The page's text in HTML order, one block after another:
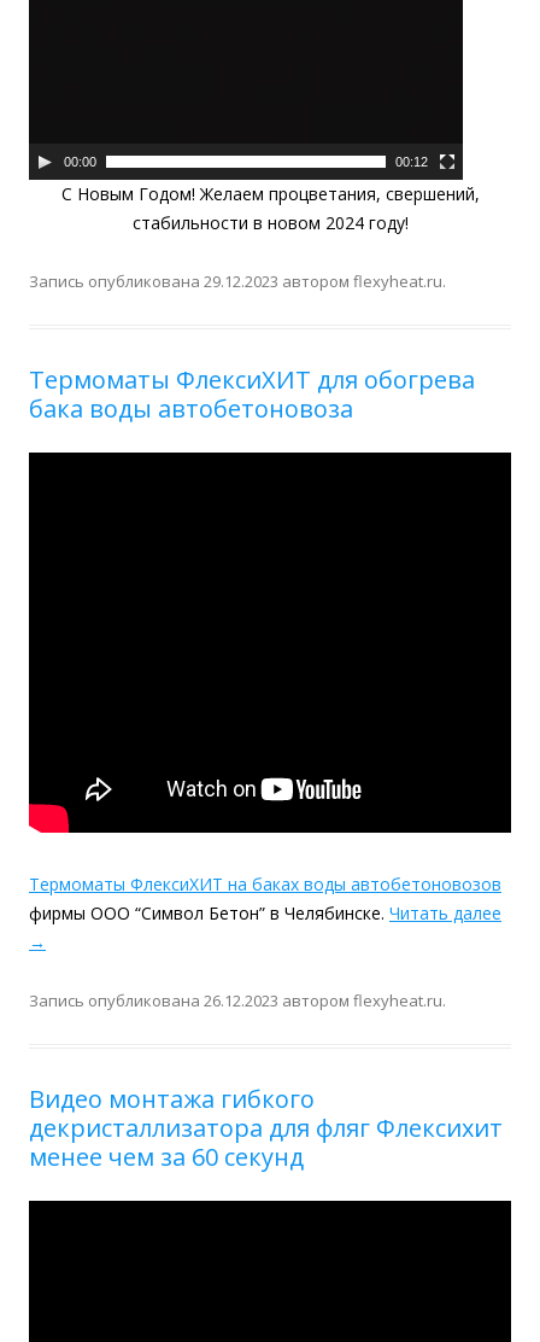
00:00 00:12
C Новым Годом! Желаем процветания, свершений,
стабильности в новом 2024 году!
Запись опубликована 29.12.2023 автором flexyheat.ru.
Термоматы ФлексиХИТ для обогрева
бака воды автобетоновоза
Термоматы ФлексиХИТ на баках воды автобетоновозов
фирмы ООО “Символ Бетон” в Челябинске. Читать далее
→
Запись опубликована 26.12.2023 автором flexyheat.ru.
Видео монтажа гибкого
декристаллизатора для фляг Флексихит
менее чем за 60 секунд